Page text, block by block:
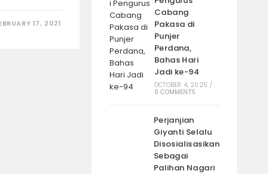
17, 2021
Cabang
Pakasa di
Punjer
Perdana,
Bahas Hari
Jadi ke-94
OCTOBER 4, 2025 /
0 COMMENTS
Perjanjian
Giyanti Selalu
Disosialisasikan
Sebagai
Palihan Nagari